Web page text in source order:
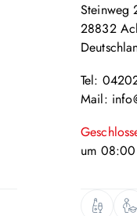
Steinweg
28832
Tel:
Mail:
um 08:00